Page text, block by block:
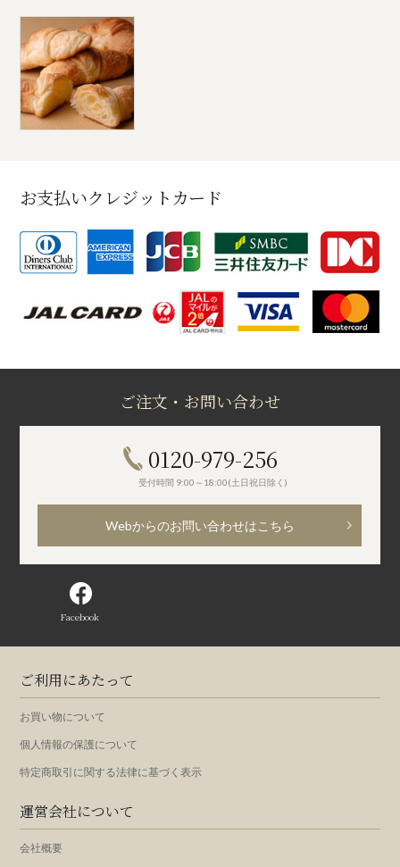
お支払いクレジットカード
ご注文・お問い合わせ
0120-979-256
受付時間 9:00～18:00(土日祝日除く)
Webからのお問い合わせはこちら
Facebook
ご利用にあたって
お買い物について
個人情報の保護について
特定商取引に関する法律に基づく表示
運営会社について
会社概要